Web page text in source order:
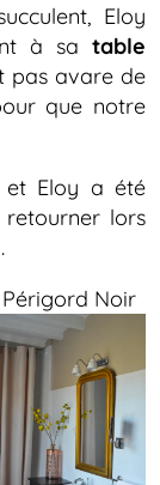
Eloy
à sa table
pas avare de
que notre
et Eloy a été
lors